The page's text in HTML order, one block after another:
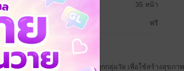
ามยาว 35 หน้า
คาปก ฟรี
ตั้งใจ ให้เป็นคู่มือสุขภาพสำหรับทุกกลุ่มวัย เพื่อใช้สร้างสุขภาพ